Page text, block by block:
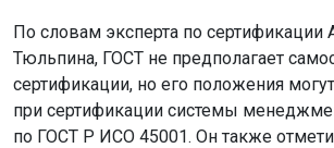
По словам эксперта по сертификации
Тюльпина, ГОСТ не предполагает
сертификации, но его положения
при сертификации системы
по ГОСТ Р ИСО 45001. Он также